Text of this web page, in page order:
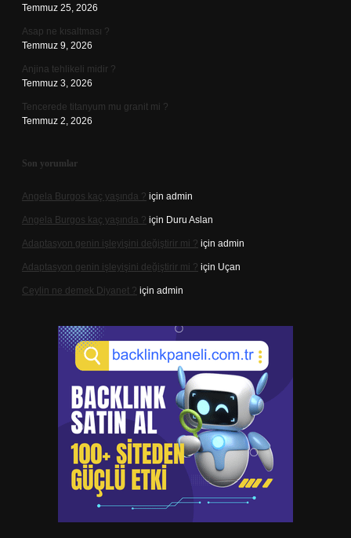
Temmuz 25, 2026
Asap ne kısaltması ?
Temmuz 9, 2026
Anjina tehlikeli midir ?
Temmuz 3, 2026
Tencerede titanyum mu granit mi ?
Temmuz 2, 2026
Son yorumlar
Angela Burgos kaç yaşında ? için admin
Angela Burgos kaç yaşında ? için Duru Aslan
Adaptasyon genin işleyişini değiştirir mi ? için admin
Adaptasyon genin işleyişini değiştirir mi ? için Uçan
Ceylin ne demek Diyanet ? için admin